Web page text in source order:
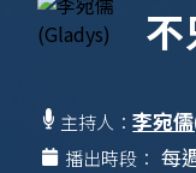
不
主持人：李宛
播出時段： 每